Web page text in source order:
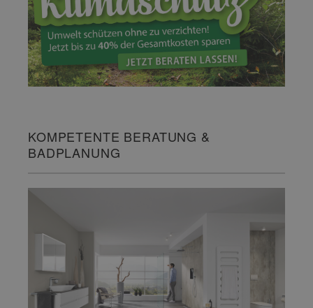
KOMPETENTE BERATUNG &
BADPLANUNG